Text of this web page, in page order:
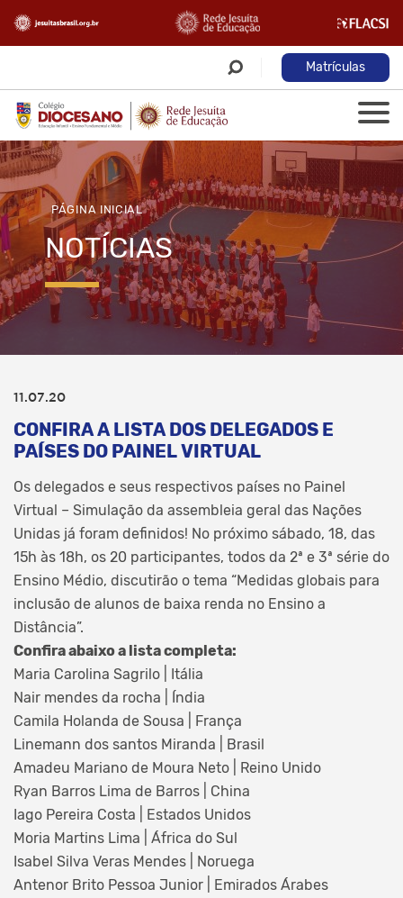
Matrículas
PÁGINA INICIAL
NOTÍCIAS
11.07.20
CONFIRA A LISTA DOS DELEGADOS E
PAÍSES DO PAINEL VIRTUAL
Os delegados e seus respectivos países no Painel
Virtual – Simulação da assembleia geral das Nações
Unidas já foram definidos! No próximo sábado, 18, das
15h às 18h, os 20 participantes, todos da 2ª e 3ª série do
Ensino Médio, discutirão o tema “Medidas globais para
inclusão de alunos de baixa renda no Ensino a
Distância”.
Confira abaixo a lista completa:
Maria Carolina Sagrilo | Itália
Nair mendes da rocha | Índia
Camila Holanda de Sousa | França
Linemann dos santos Miranda | Brasil
Amadeu Mariano de Moura Neto | Reino Unido
Ryan Barros Lima de Barros | China
Iago Pereira Costa | Estados Unidos
Moria Martins Lima | África do Sul
Isabel Silva Veras Mendes | Noruega
Antenor Brito Pessoa Junior | Emirados Árabes